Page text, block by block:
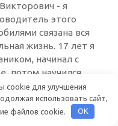
- я
этого
связана вся
жизнь. 17 лет я
начинал с
потом научился
Уже 13 лет
небольшого
стал развивать
cookie для улучшения
использовать сайт,
файлов cookie.
OK